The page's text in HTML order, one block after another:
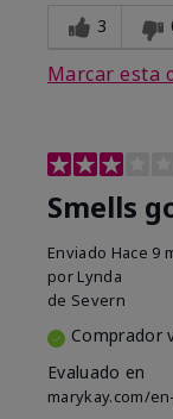
3
Marcar esta
Smells
Enviado Hace 9
por Lynda
de Severn
Comprador
Evaluado en
marykay.com/